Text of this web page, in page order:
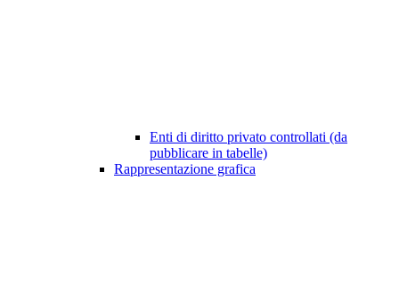
Enti di diritto privato controllati (da
pubblicare in tabelle)
Rappresentazione grafica